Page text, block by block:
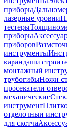
приборы
лазерные уровни
тестеры
приборы
приборов
инструменты
карандаши
монтажный
трубогибыНожи
просекатели
механические
инструмент
отделочный
для скотча